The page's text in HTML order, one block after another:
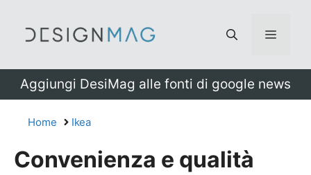
Menu
Aggiungi DesiMag alle fonti di google news
Home Ikea
Convenienza e qualità